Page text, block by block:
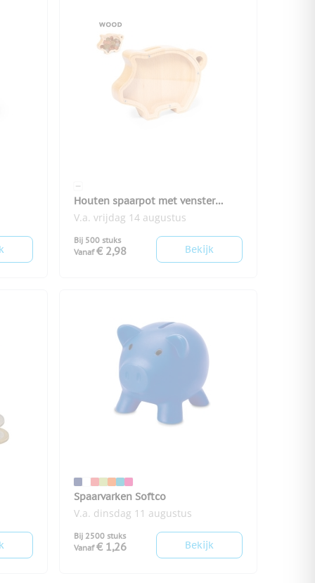
Houten spaarpot met venster
Piggy
V.a. vrijdag 14 augustus
Bij 500 stuks
Vanaf € 2,98 Bekijk
Spaarvarken Softco
V.a. dinsdag 11 augustus
Bij 2500 stuks
Vanaf € 1,26 Bekijk